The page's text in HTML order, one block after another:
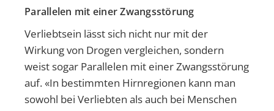
Parallelen mit einer Zwangsstörung
Verliebtsein lässt sich nicht nur mit der
Wirkung von Drogen vergleichen, sondern
weist sogar Parallelen mit einer Zwangsstörung
auf. «In bestimmten Hirnregionen kann man
sowohl bei Verliebten als auch bei Menschen